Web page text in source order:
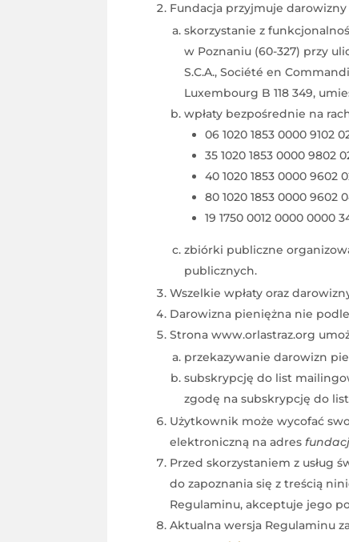
Fundacja przyjmuje
skorzystanie z
w Poznaniu (60-327) przy
S.C.A., Société en
Luxembourg B 118 349,
wpłaty bezpośrednie na
06 1020 1853 0000 9102
35 1020 1853 0000 9802
40 1020 1853 0000 9602
80 1020 1853 0000 9602
19 1750 0012 0000 0000
zbiórki publiczne
publicznych.
Wszelkie wpłaty oraz
Darowizna pieniężna nie
Strona www.orlastraz.org
przekazywanie darowizn
subskrypcję do list
zgodę na subskrypcję do
Użytkownik może wycofać
elektroniczną na adres
Przed skorzystaniem z usług
do zapoznania się z treścią
Regulaminu, akceptuje jego
Aktualna wersja Regulaminu